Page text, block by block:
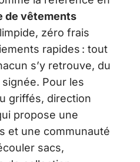
de vêtements
zéro frais
rapides : tout
s’y retrouve, du
Pour les
griffés, direction
propose une
et une communauté
sacs,